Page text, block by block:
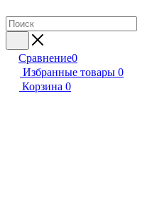
Сравнение0
Избранные товары 0
Корзина 0